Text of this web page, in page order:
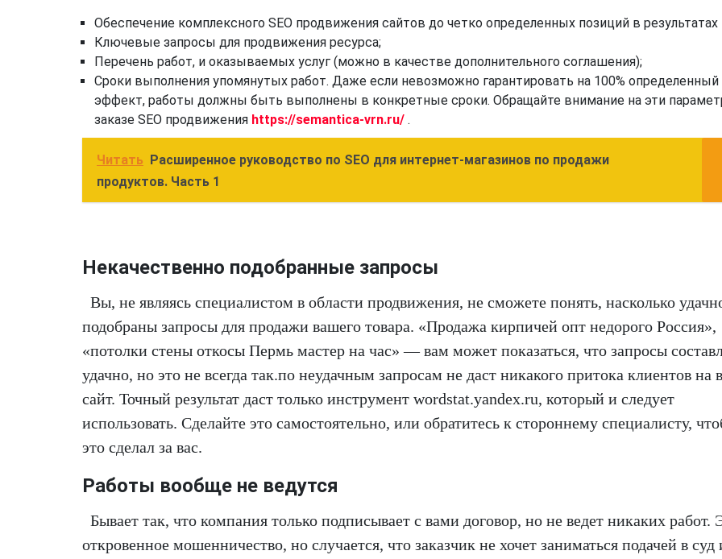
Обеспечение комплексного SEO продвижения сайтов до четко определенных позиций в результатах
Ключевые запросы для продвижения ресурса;
Перечень работ, и оказываемых услуг (можно в качестве дополнительного соглашения);
Сроки выполнения упомянутых работ. Даже если невозможно гарантировать на 100% определенный
эффект, работы должны быть выполнены в конкретные сроки. Обращайте внимание на эти
заказе SEO продвижения https://semantica-vrn.ru/ .
Читать Расширенное руководство по SEO для интернет-магазинов по продажи
продуктов. Часть 1
Некачественно подобранные запросы
Вы, не являясь специалистом в области продвижения, не сможете понять, насколько
подобраны запросы для продажи вашего товара. «Продажа кирпичей опт недорого Россия»,
«потолки стены откосы Пермь мастер на час» — вам может показаться, что запросы
удачно, но это не всегда так.по неудачным запросам не даст никакого притока клиентов на
сайт. Точный результат даст только инструмент wordstat.yandex.ru, который и следует
использовать. Сделайте это самостоятельно, или обратитесь к стороннему специалисту,
это сделал за вас.
Работы вообще не ведутся
Бывает так, что компания только подписывает с вами договор, но не ведет никаких работ.
откровенное мошенничество, но случается, что заказчик не хочет заниматься подачей в суд